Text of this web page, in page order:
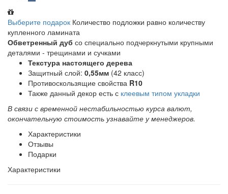
Выберите подарок Количество подложки равно количеству
купленного ламината
Обветренный дуб со специально подчеркнутыми крупными
деталями - трещинами и сучками
Текстура настоящего дерева
Защитный слой: 0,55мм (42 класс)
Противоскользящие свойства R10
Также данный декор есть с клеевым типом укладки
В связи с временной нестабильностью курса валют,
окончательную стоимость узнавайте у менеджеров.
Характеристики
Отзывы
Подарки
Характеристики